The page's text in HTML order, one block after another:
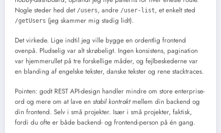
Nogle steder hed det /users, andre /user-list, et enkelt sted
/getUsers (jeg skammer mig stadig lidt).
Det virkede. Lige indtil jeg ville bygge en ordentlig frontend
ovenpå. Pludselig var alt skrøbeligt. Ingen konsistens, pagination
var hjemmerullet på tre forskellige måder, og fejlbeskederne var
en blanding af engelske tekster, danske tekster og rene stacktraces.
Pointen: godt REST API-design handler mindre om store enterprise-
ord og mere om at lave en stabil kontraktmellem din backend og
din frontend. Selv i små projekter. Især i små projekter, faktisk,
fordi du ofte er både backend- og frontend-person på én gang.